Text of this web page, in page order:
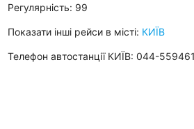
Регулярність: 99
Показати інші рейси в місті: КИЇВ
Телефон автостанції КИЇВ: 044-